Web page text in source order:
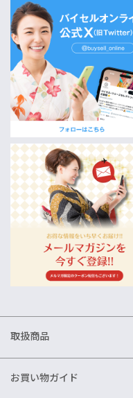
取扱商品
お買い物ガイド